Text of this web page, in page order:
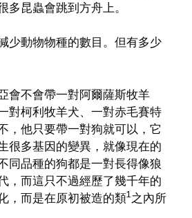
多昆蟲會跳到方舟上。
少動物物種的數目。但有多少
不會帶一對阿爾薩斯牧羊
對柯利牧羊犬、一對赤毛賽特
，他只要帶一對狗就可以，它
很多基因的變異，就像現在的
同品種的狗都是一對長得像狼
，而這只不過經歷了幾千年的
，而是在原初被造的類1之內所